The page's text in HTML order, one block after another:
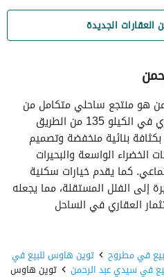
العقارات الجديدة
هو منتجع ساحلي متكامل من
تطوير شركة جي للتطوير العقاري في الكيلو 135 من الطريق
بنائية منخفضة وتصميم
الواسعة والبحيرات
كما يقدم خيارات سكنية
إلى الفلل المستقلة، مما يجعله
العقاري في الساحل
في مطروح توين هاوس للبيع في
في سيدي عبد الرحمن توين هاوس